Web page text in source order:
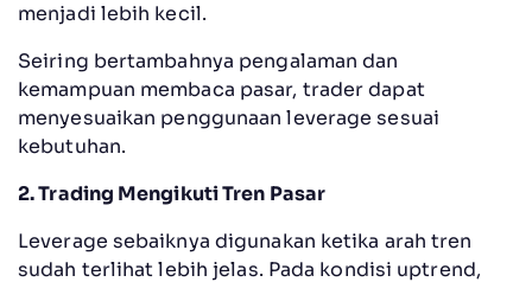
menjadi lebih kecil.
Seiring bertambahnya pengalaman dan
kemampuan membaca pasar, trader dapat
menyesuaikan penggunaan leverage sesuai
kebutuhan.
2. Trading Mengikuti Tren Pasar
Leverage sebaiknya digunakan ketika arah tren
sudah terlihat lebih jelas. Pada kondisi uptrend,